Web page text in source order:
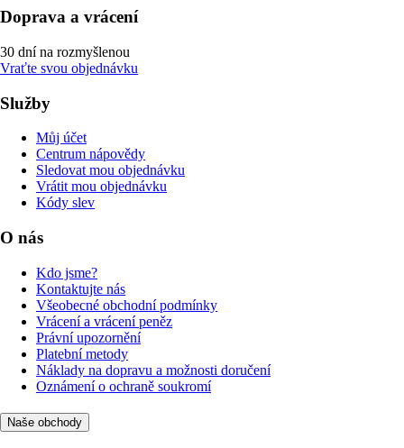
Doprava a vrácení
30 dní na rozmyšlenou
Vraťte svou objednávku
Služby
Můj účet
Centrum nápovědy
Sledovat mou objednávku
Vrátit mou objednávku
Kódy slev
O nás
Kdo jsme?
Kontaktujte nás
Všeobecné obchodní podmínky
Vrácení a vrácení peněz
Právní upozornění
Platební metody
Náklady na dopravu a možnosti doručení
Oznámení o ochraně soukromí
Naše obchody